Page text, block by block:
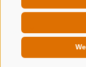
datenschutz speichern
kombination von daten
verschiedener
automatisch
standortdaten, geräte
informationen
erteilen, zu verweigern
IMPRESSUM